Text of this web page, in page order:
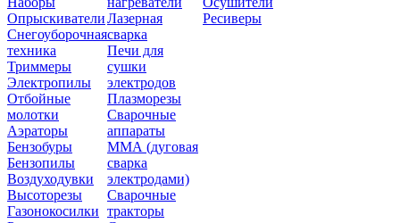
Опрыскиватели
Снегоуборочная
техника
Триммеры
Электропилы
Отбойные
молотки
Аэраторы
Бензобуры
Бензопилы
Воздуходувки
Высоторезы
Газонокосилки
Лазерная
сварка
Печи для
сушки
электродов
Плазморезы
Сварочные
аппараты
ММА (дуговая
сварка
электродами)
Сварочные
тракторы
Ресиверы